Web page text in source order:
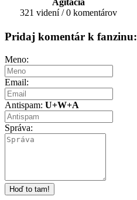
321 videní / 0 komentárov
Pridaj komentár k fanzinu:
Meno:
Email:
Antispam: U+W+A
Správa: